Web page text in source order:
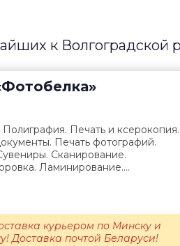
к Волгоградской
Печать и ксерокопия.
Печать фотографий.
Сканирование.
Ламинирование....
курьером по Минску и
Доставка почтой Беларуси!